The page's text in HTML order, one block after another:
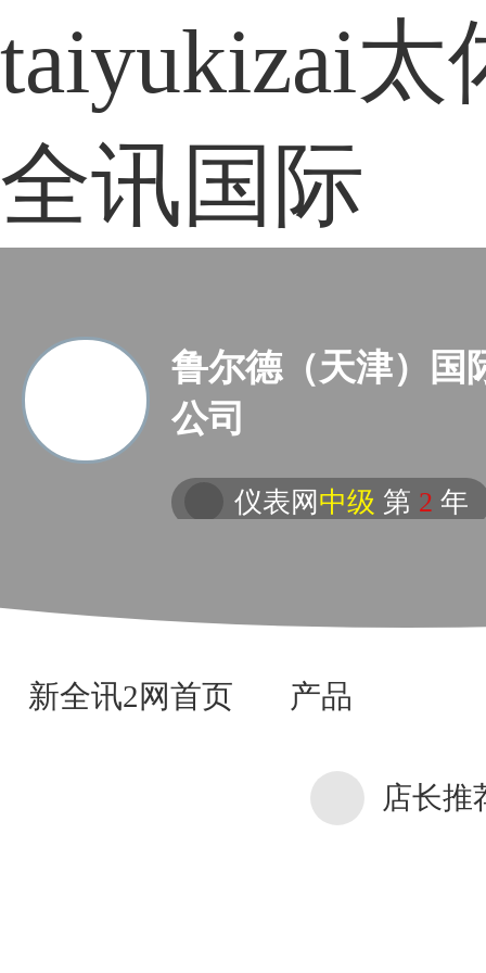
taiyukizai太
全讯国际
鲁尔德（天津）国
公司
仪表网中级 第 2 年
新全讯2网首页 产品
店长推